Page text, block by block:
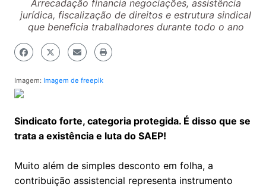
Arrecadação financia negociações, assistência
jurídica, fiscalização de direitos e estrutura sindical
que beneficia trabalhadores durante todo o ano
Imagem: Imagem de freepik
Sindicato forte, categoria protegida. É disso que se
trata a existência e luta do SAEP!
Muito além de simples desconto em folha, a
contribuição assistencial representa instrumento